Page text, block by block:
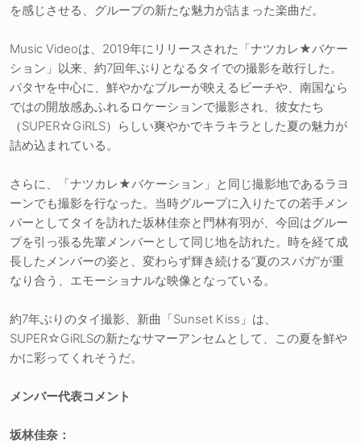
を感じさせる、グループの新たな魅力が詰まった楽曲だ。
Music Videoは、2019年にリリースされた「ナツカレ★バケー
ション」以来、約7回年ぶりとなるタイでの撮影を敢行した。
パタヤを中心に、鮮やかなブルーが映えるビーチや、南国なら
ではの開放感あふれるロケーションで撮影され、彼女たち
（SUPER☆GiRLS）らしい爽やかでキラキラとした夏の魅力が
詰め込まれている。
さらに、「ナツカレ★バケーション」と同じ撮影地であるラヨ
ーンでも撮影を行なった。当時グループに入りたての若手メン
バーとしてタイを訪れた坂林佳奈と門林有羽が、今回はグルー
プを引っ張る先輩メンバーとして同じ地を訪れた。時を経て成
長したメンバーの姿と、変わらず輝き続ける“夏のスパガ”が重
なり合う、エモーショナルな映像となっている。
約7年ぶりのタイ撮影、新曲「Sunset Kiss」は、
SUPER☆GiRLSの新たなサマーアンセムとして、この夏を鮮や
かに彩ってくれそうだ。
メンバー代表コメント
坂林佳奈：